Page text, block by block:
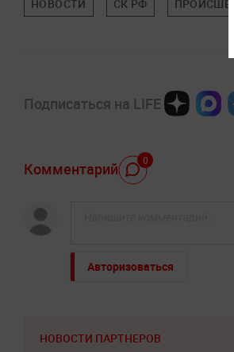
НОВОСТИ СК РФ
Подписаться на LIFE
Комментарий 0
Авторизоваться
НОВОСТИ ПАРТНЕРОВ